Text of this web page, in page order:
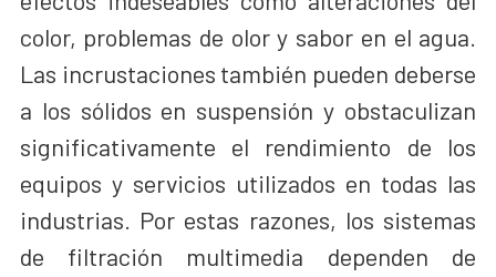
color, problemas de olor y sabor en el agua.
Las incrustaciones también pueden deberse
a los sólidos en suspensión y obstaculizan
significativamente el rendimiento de los
equipos y servicios utilizados en todas las
industrias. Por estas razones, los sistemas
de filtración multimedia dependen de